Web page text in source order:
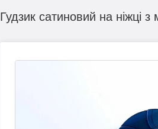
Гудзик сатиновий на ніжці